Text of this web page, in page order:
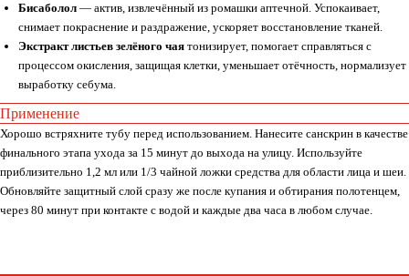
Бисаболол — актив, извлечённый из ромашки аптечной. Успокаивает,
снимает покраснение и раздражение, ускоряет восстановление тканей.
Экстракт листьев зелёного чая тонизирует, помогает справляться с
процессом окисления, защищая клетки, уменьшает отёчность, нормализует
выработку себума.
Применение
Хорошо встряхните тубу перед использованием. Нанесите санскрин в качестве
финального этапа ухода за 15 минут до выхода на улицу. Используйте
приблизительно 1,2 мл или 1/3 чайной ложки средства для области лица и шеи.
Обновляйте защитный слой сразу же после купания и обтирания полотенцем,
через 80 минут при контакте с водой и каждые два часа в любом случае.
WhatsApp Telegram